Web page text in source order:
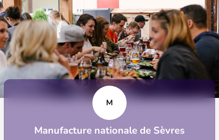
M
Manufacture nationale de Sèvres